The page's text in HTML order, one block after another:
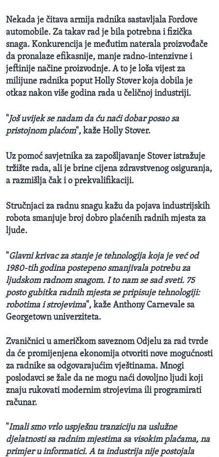
Nekada je čitava armija radnika sastavljala Fordove
automobile. Za takav rad je bila potrebna i fizička
snaga. Konkurencija je međutim naterala proizvođače
da pronalaze efikasnije, manje radno-intenzivne i
jeftinije načine proizvodnje. A to je loša vijest za
milijune radnika poput Holly Stover koja dobila je
otkaz nakon više godina rada u čeličnoj industriji.
"Još uvijek se nadam da ću naći dobar posao sa
pristojnom plaćom", kaže Holly Stover.
Uz pomoć savjetnika za zapošljavanje Stover istražuje
tržište rada, ali je brine cijena zdravstvenog osiguranja,
a razmišlja čak i o prekvalifikaciji.
Stručnjaci za radnu snagu kažu da pojava industrijskih
robota smanjuje broj dobro plaćenih radnih mjesta za
ljude.
"Glavni krivac za stanje je tehnologija koja je već od
1980-tih godina postepeno smanjivala potrebu za
ljudskom radnom snagom. I to nam se sad sveti. 75
posto gubitka radnih mjesta se pripisuje tehnologiji:
robotima i strojevima", kaže Anthony Carnevale sa
Georgetown univerziteta.
Zvaničnici u američkom saveznom Odjelu za rad tvrde
da će promijenjena ekonomija otvoriti nove mogućnosti
za radnike sa odgovarajućim vještinama. Mnogi
poslodavci se žale da ne mogu naći dovoljno ljudi koji
znaju rukovati modernim strojevima ili programirati
računar.
"Imali smo vrlo uspješnu tranziciju na uslužne
djelatnosti sa radnim mjestima sa visokim plaćama, na
primjer u informatici. A ta industrija nije postojala